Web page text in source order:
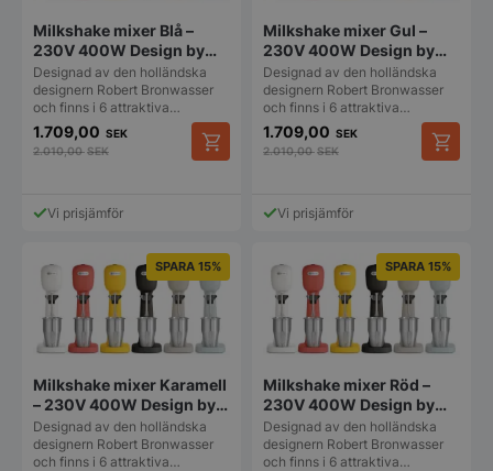
på
produktsidan
Milkshake mixer Blå –
230V 400W Design by
Bronwasser
Designad av den holländska
designern Robert Bronwasser
och finns i 6 attraktiva…
1.709,00 SEK
2.010,00SEK
Vi prisjämför
Milkshake mixer Gul –
230V 400W Design by
Bronwasser
Designad av den holländska
designern Robert Bronwasser
och finns i 6 attraktiva…
1.709,00 SEK
2.010,00SEK
Vi prisjämför
SPARA 15%
Milkshake mixer Karamell
– 230V 400W Design by
Bronwasser
Designad av den holländska
designern Robert Bronwasser
och finns i 6 attraktiva…
SPARA 15%
Milkshake mixer Röd –
230V 400W Design by
Bronwasser
Designad av den holländska
designern Robert Bronwasser
och finns i 6 attraktiva…